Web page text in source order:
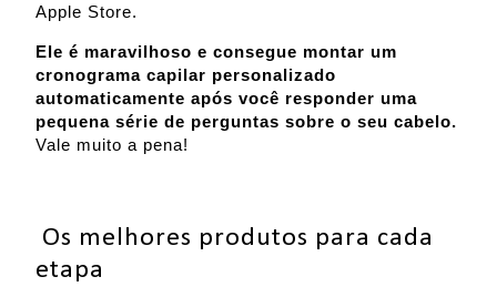
Apple Store.
Ele é maravilhoso e consegue montar um
cronograma capilar personalizado
automaticamente após você responder uma
pequena série de perguntas sobre o seu cabelo.
Vale muito a pena!
Os melhores produtos para cada
etapa